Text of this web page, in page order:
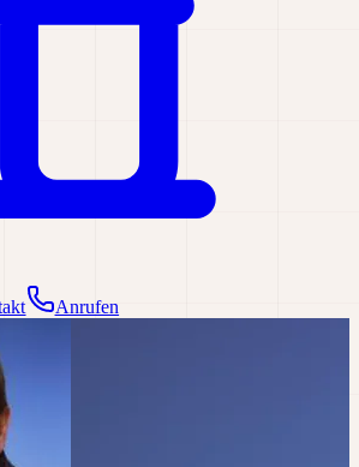
Anrufen